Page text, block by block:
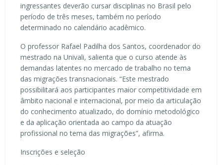
ingressantes deverão cursar disciplinas no Brasil pelo
período de três meses, também no período
determinado no calendário acadêmico.
O professor Rafael Padilha dos Santos, coordenador do
mestrado na Univali, salienta que o curso atende às
demandas latentes no mercado de trabalho no tema
das migrações transnacionais. “Este mestrado
possibilitará aos participantes maior competitividade em
âmbito nacional e internacional, por meio da articulação
do conhecimento atualizado, do domínio metodológico
e da aplicação orientada ao campo da atuação
profissional no tema das migrações”, afirma.
Inscrições e seleção